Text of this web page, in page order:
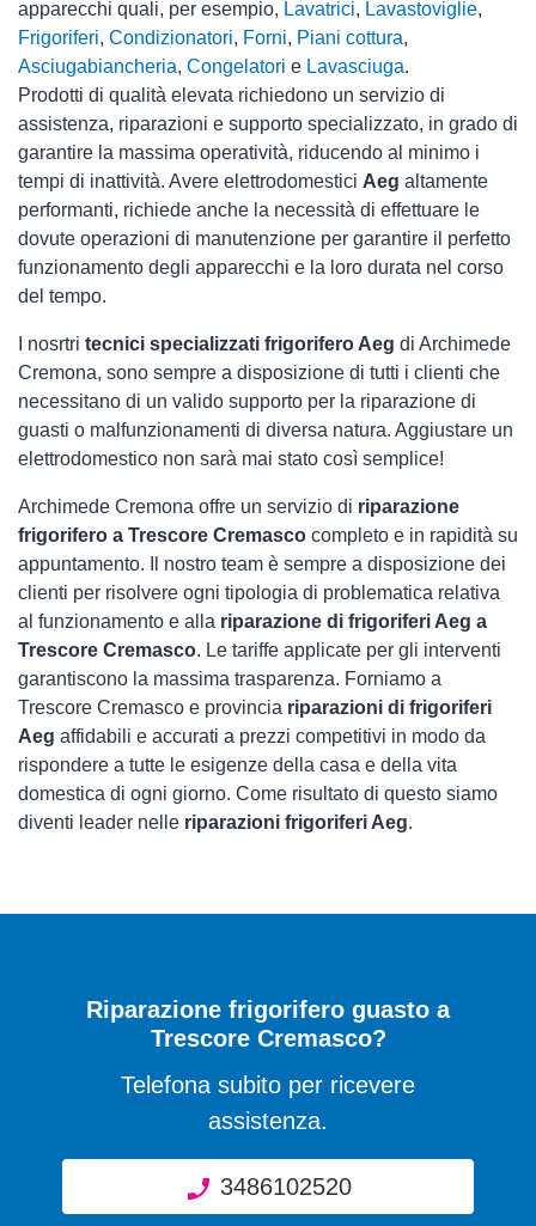
apparecchi quali, per esempio, Lavatrici, Lavastoviglie,
Frigoriferi, Condizionatori, Forni, Piani cottura,
Asciugabiancheria, Congelatori e Lavasciuga.
Prodotti di qualità elevata richiedono un servizio di
assistenza, riparazioni e supporto specializzato, in grado di
garantire la massima operatività, riducendo al minimo i
tempi di inattività. Avere elettrodomestici Aeg altamente
performanti, richiede anche la necessità di effettuare le
dovute operazioni di manutenzione per garantire il perfetto
funzionamento degli apparecchi e la loro durata nel corso
del tempo.
I nosrtri tecnici specializzati frigorifero Aeg di Archimede
Cremona, sono sempre a disposizione di tutti i clienti che
necessitano di un valido supporto per la riparazione di
guasti o malfunzionamenti di diversa natura. Aggiustare un
elettrodomestico non sarà mai stato così semplice!
Archimede Cremona offre un servizio di riparazione
frigorifero a Trescore Cremasco completo e in rapidità su
appuntamento. Il nostro team è sempre a disposizione dei
clienti per risolvere ogni tipologia di problematica relativa
al funzionamento e alla riparazione di frigoriferi Aeg a
Trescore Cremasco. Le tariffe applicate per gli interventi
garantiscono la massima trasparenza. Forniamo a
Trescore Cremasco e provincia riparazioni di frigoriferi
Aeg affidabili e accurati a prezzi competitivi in modo da
rispondere a tutte le esigenze della casa e della vita
domestica di ogni giorno. Come risultato di questo siamo
diventi leader nelle riparazioni frigoriferi Aeg.
Riparazione frigorifero guasto a
Trescore Cremasco?
Telefona subito per ricevere
assistenza.
3486102520